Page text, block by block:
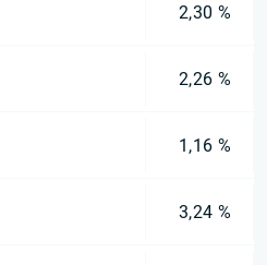
2,30 %
2,26 %
1,16 %
3,24 %